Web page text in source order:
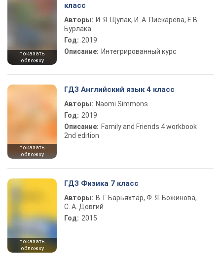
показать
обложку
класс
Авторы: И. Я. Щупак, И. А. Пискарева, Е.В.
Бурлака
Год: 2019
Описание: Интегрированный курс
показать
обложку
ГДЗ Английский язык 4 класс
Авторы: Naomi Simmons
Год: 2019
Описание: Family and Friends 4 workbook
2nd edition
показать
обложку
ГДЗ Физика 7 класс
Авторы: В. Г. Барьяхтар, Ф. Я. Божинова,
С. А. Довгий
Год: 2015